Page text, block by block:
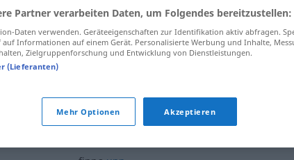
finna
finna
finnaaðeinhverju
Partner verarbeiten Daten, um Folgendes bereitzustellen:
Daten verwenden. Geräteeigenschaften zur Identifikation aktiv abfragen.
Informationen auf einem Gerät. Personalisierte Werbung und Inhalte,
Zielgruppenforschung und Entwicklung von Dienstleistungen.
(Lieferanten)
Mehr Optionen Akzeptieren